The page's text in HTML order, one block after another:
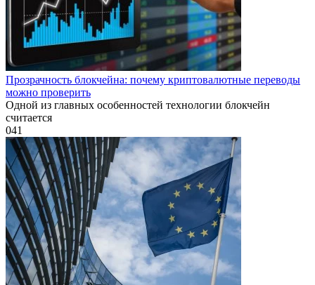
Прозрачность блокчейна: почему криптовалютные переводы
можно проверить
Одной из главных особенностей технологии блокчейн
считается
041